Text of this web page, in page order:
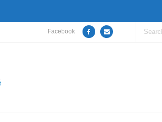
Facebook